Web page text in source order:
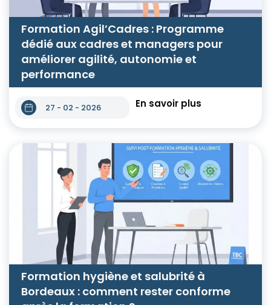
Formation Agil’Cadres : Programme
dédié aux cadres et managers pour
améliorer agilité, autonomie et
performance
27 - 02 - 2026 En savoir plus
Formation hygiène et salubrité à
Bordeaux : comment rester conforme